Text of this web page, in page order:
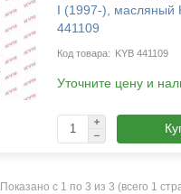
I (1997-), масляный
441109
KYB 441109
Уточните цену и
Показано с 1 по 3 из 3 (всего 1